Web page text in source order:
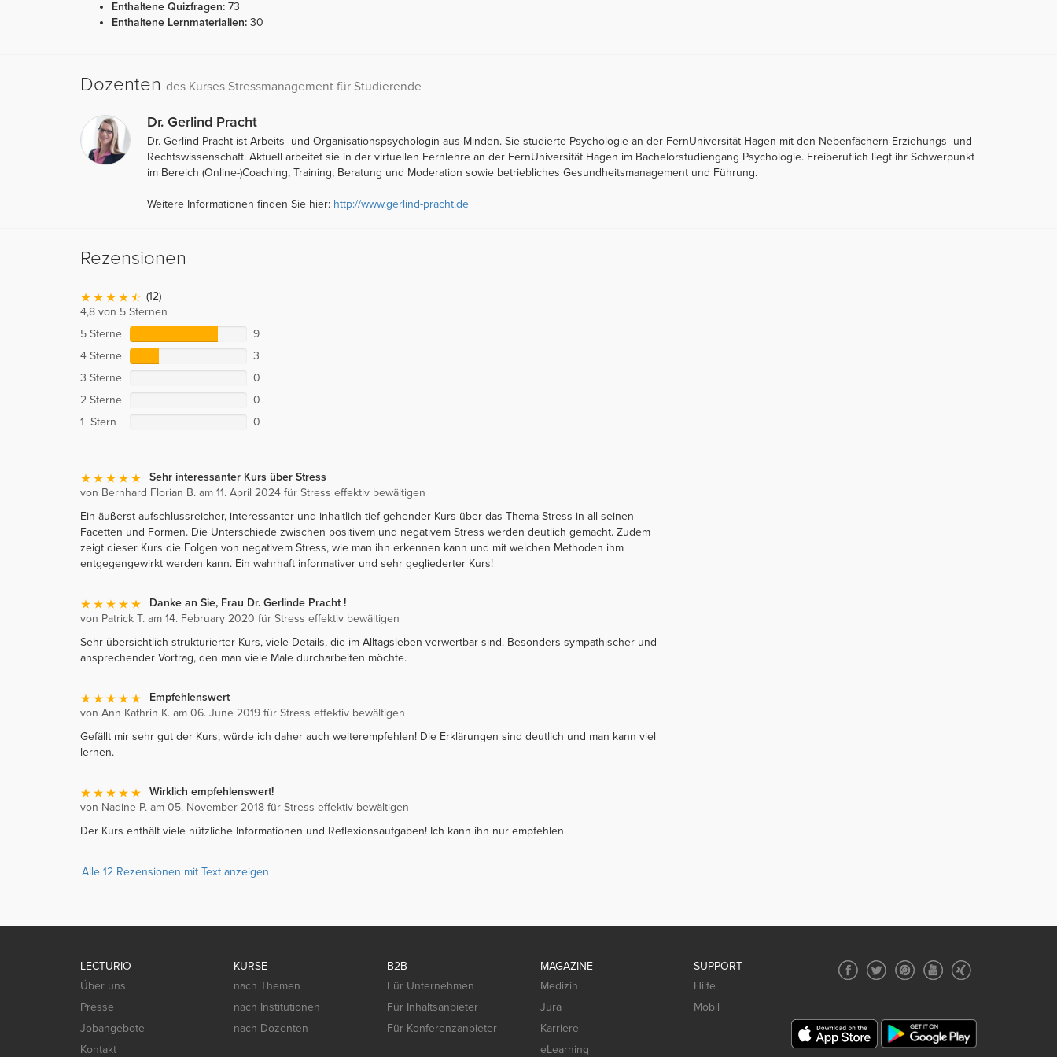
Enthaltene Quizfragen: 73
Enthaltene Lernmaterialien: 30
Dozenten des Kurses Stressmanagement für Studierende
Dr. Gerlind Pracht
Dr. Gerlind Pracht ist Arbeits- und Organisationspsychologin aus Minden. Sie studierte Psychologie an der FernUniversität Hagen mit den Nebenfächern Erziehungs- und
Rechtswissenschaft. Aktuell arbeitet sie in der virtuellen Fernlehre an der FernUniversität Hagen im Bachelorstudiengang Psychologie. Freiberuflich liegt ihr Schwerpunkt
im Bereich (Online-)Coaching, Training, Beratung und Moderation sowie betriebliches Gesundheitsmanagement und Führung.
Weitere Informationen finden Sie hier: http://www.gerlind-pracht.de
Rezensionen
(12)
4,8 von 5 Sternen
5 Sterne
9
4 Sterne
3
3 Sterne
0
2 Sterne
0
1 Stern
0
Sehr interessanter Kurs über Stress
von Bernhard Florian B. am 11. April 2024 für Stress effektiv bewältigen
Ein äußerst aufschlussreicher, interessanter und inhaltlich tief gehender Kurs über das Thema Stress in all seinen
Facetten und Formen. Die Unterschiede zwischen positivem und negativem Stress werden deutlich gemacht. Zudem
zeigt dieser Kurs die Folgen von negativem Stress, wie man ihn erkennen kann und mit welchen Methoden ihm
entgegengewirkt werden kann. Ein wahrhaft informativer und sehr gegliederter Kurs!
Danke an Sie, Frau Dr. Gerlinde Pracht !
von Patrick T. am 14. February 2020 für Stress effektiv bewältigen
Sehr übersichtlich strukturierter Kurs, viele Details, die im Alltagsleben verwertbar sind. Besonders sympathischer und
ansprechender Vortrag, den man viele Male durcharbeiten möchte.
Empfehlenswert
von Ann Kathrin K. am 06. June 2019 für Stress effektiv bewältigen
Gefällt mir sehr gut der Kurs, würde ich daher auch weiterempfehlen! Die Erklärungen sind deutlich und man kann viel
lernen.
Wirklich empfehlenswert!
von Nadine P. am 05. November 2018 für Stress effektiv bewältigen
Der Kurs enthält viele nützliche Informationen und Reflexionsaufgaben! Ich kann ihn nur empfehlen.
Alle 12 Rezensionen mit Text anzeigen
LECTURIO
Über uns
Presse
Jobangebote
Kontakt
KURSE
nach Themen
nach Institutionen
nach Dozenten
B2B
Für Unternehmen
Für Inhaltsanbieter
Für Konferenzanbieter
MAGAZINE
Medizin
Jura
Karriere
eLearning
SUPPORT
Hilfe
Mobil